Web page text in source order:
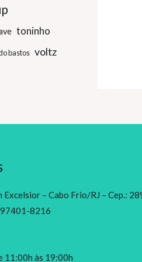
toninho
bastos voltz
Excelsior – Cabo Frio/RJ – Cep.:
8216
11:00h às 19:00h